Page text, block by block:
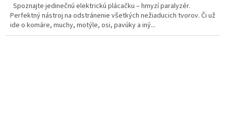
Spoznajte jedinečnú elektrickú plácačku – hmyzí paralyzér.
Perfektný nástroj na odstránenie všetkých nežiaducich tvorov. Či už
ide o komáre, muchy, motýle, osi, pavúky a iný...